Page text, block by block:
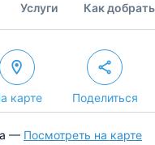
Услуги Как
карте Поделиться
— Посмотреть на карте